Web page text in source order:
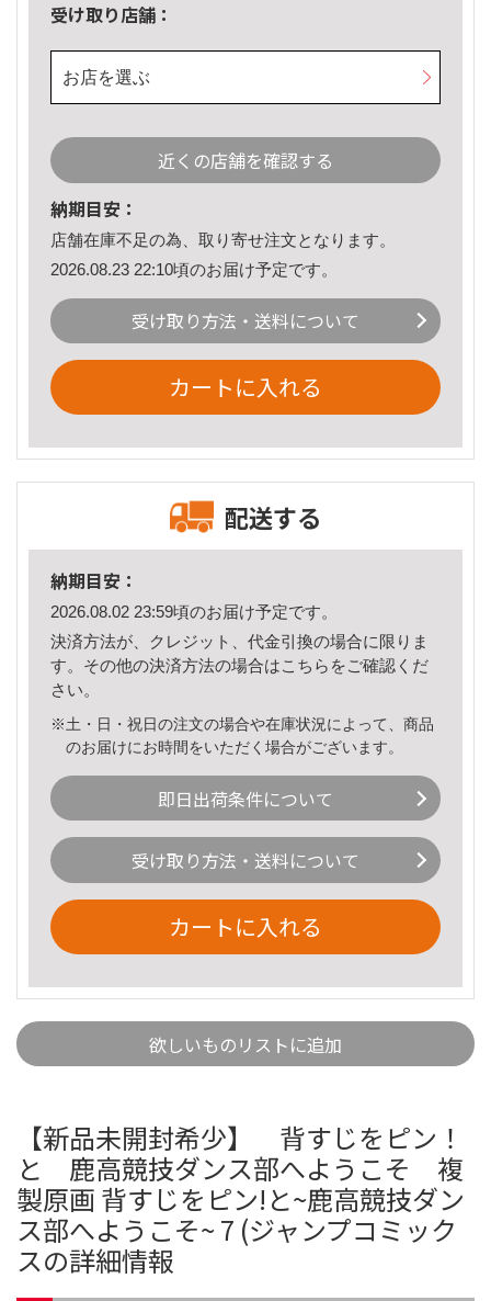
受け取り店舗：
お店を選ぶ
近くの店舗を確認する
納期目安：
店舗在庫不足の為、取り寄せ注文となります。
2026.08.23 22:10頃のお届け予定です。
受け取り方法・送料について
カートに入れる
配送する
納期目安：
2026.08.02 23:59頃のお届け予定です。
決済方法が、クレジット、代金引換の場合に限りま
す。その他の決済方法の場合はこちら をご確認くだ
さい。
※土・日・祝日の注文の場合や在庫状況によって、商品
のお届けにお時間をいただく場合がございます。
即日出荷条件について
受け取り方法・送料について
カートに入れる
欲しいものリストに追加
【新品未開封希少】 背すじをピン！
と 鹿高競技ダンス部へようこそ 複
製原画 背すじをピン!と~鹿高競技ダン
ス部へようこそ~ 7 (ジャンプコミック
スの詳細情報